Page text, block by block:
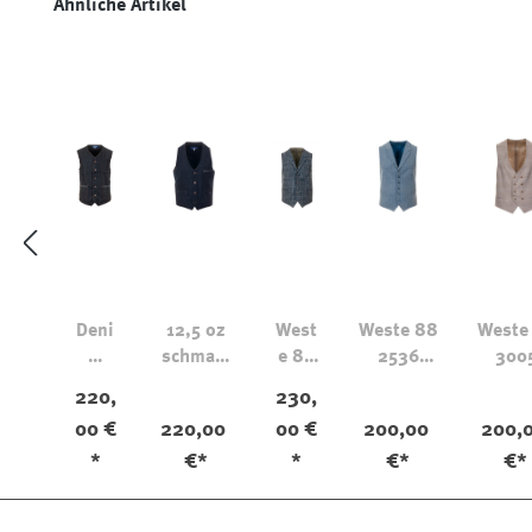
Produktgalerie überspringen
Ähnliche Artikel
Deni
m
e
12,5
oz
220,
00 €
*
12,5 oz
schmale
220,00
€*
West
e 88
rt
4602
230,
00 €
*
Weste 88
2536
200,00
€*
€*